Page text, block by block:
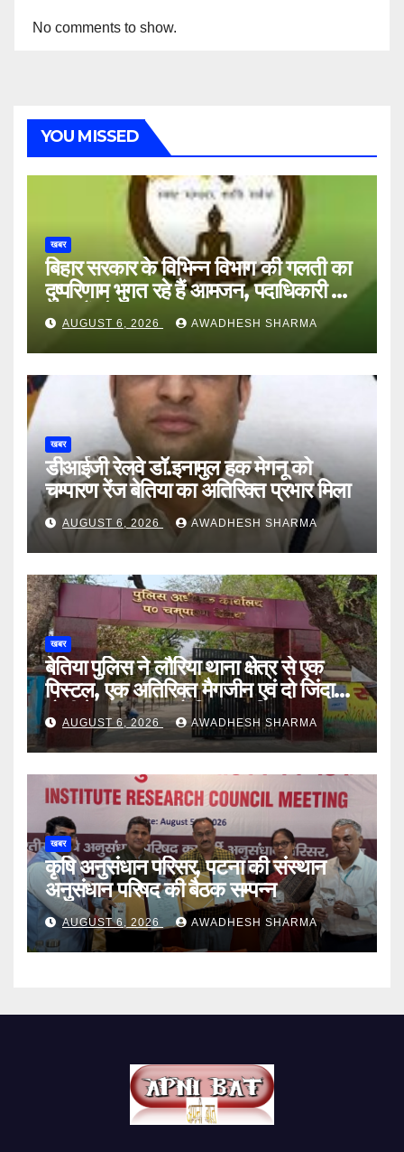
No comments to show.
YOU MISSED
खबर
बिहार सरकार के विभिन्न विभाग की गलती का
दुष्परिणाम भुगत रहे हैं आमजन, पदाधिकारी और
अन्य हैं मौन
AUGUST 6, 2026 AWADHESH SHARMA
खबर
डीआईजी रेलवे डॉ.इनामुल हक मेगनू को
चम्पारण रेंज बेतिया का अतिरिक्त प्रभार मिला
AUGUST 6, 2026 AWADHESH SHARMA
खबर
बेतिया पुलिस ने लौरिया थाना क्षेत्र से एक
पिस्टल, एक अतिरिक्त मैगजीन एवं दो जिंदा
गोली के साथ एक को गिरफ्तार दिया
AUGUST 6, 2026 AWADHESH SHARMA
खबर
कृषि अनुसंधान परिसर, पटना की संस्थान
अनुसंधान परिषद की बैठक सम्पन्न
AUGUST 6, 2026 AWADHESH SHARMA